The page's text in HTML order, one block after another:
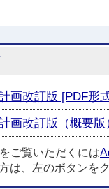
画改訂版 [PDF形
画改訂版（概要
ご覧いただくには
は、左のボタンを